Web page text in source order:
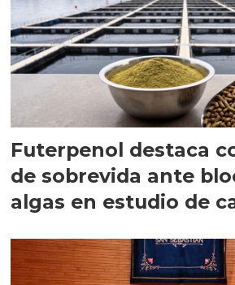
Futerpenol destaca
de sobrevida ante
algas en estudio de